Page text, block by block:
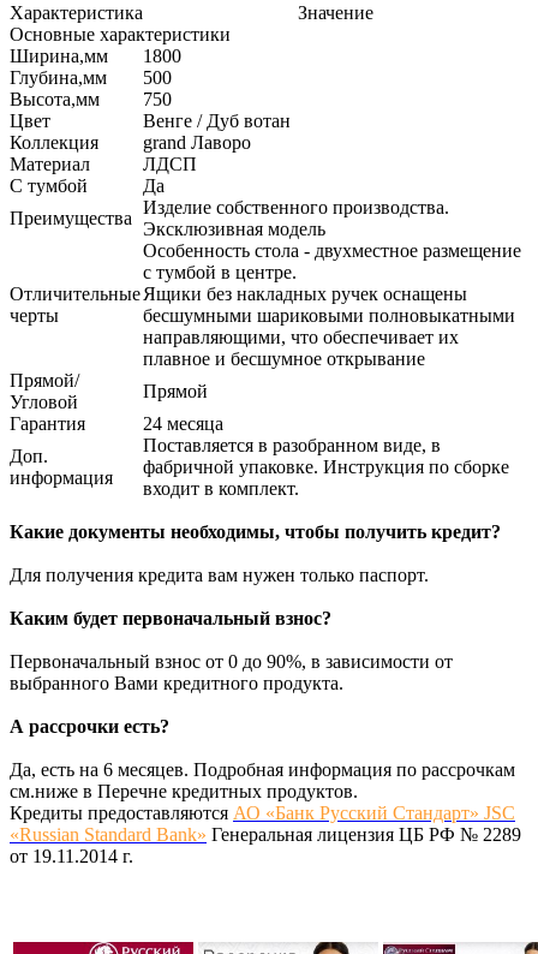
Характеристика
Значение
Основные характеристики
Ширина,мм
1800
Глубина,мм
500
Высота,мм
750
Цвет
Венге / Дуб вотан
Коллекция
grand Лаворо
Материал
ЛДСП
С тумбой
Да
Преимущества
Изделие собственного производства.
Эксклюзивная модель
Отличительные
черты
Особенность стола - двухместное размещение
с тумбой в центре.
Ящики без накладных ручек оснащены
бесшумными шариковыми полновыкатными
направляющими, что обеспечивает их
плавное и бесшумное открывание
Прямой/
Угловой
Прямой
Гарантия
24 месяца
Доп.
информация
Поставляется в разобранном виде, в
фабричной упаковке. Инструкция по сборке
входит в комплект.
Какие документы необходимы, чтобы получить кредит?
Для получения кредита вам нужен только паспорт.
Каким будет первоначальный взнос?
Первоначальный взнос от 0 до 90%, в зависимости от
выбранного Вами кредитного продукта.
А рассрочки есть?
Да, есть на 6 месяцев. Подробная информация по рассрочкам
см.ниже в Перечне кредитных продуктов.
Кредиты предоставляются АО «Банк Русский Стандарт» JSC
«Russian Standard Bank» Генеральная лицензия ЦБ РФ № 2289
от 19.11.2014 г.